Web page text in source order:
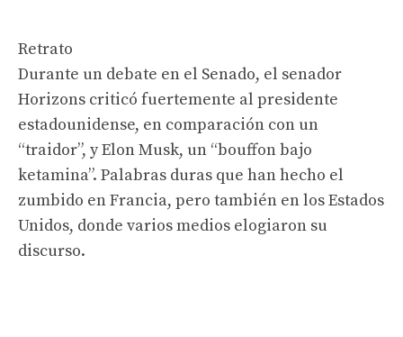
Retrato
Durante un debate en el Senado, el senador
Horizons criticó fuertemente al presidente
estadounidense, en comparación con un
“traidor”, y Elon Musk, un “bouffon bajo
ketamina”. Palabras duras que han hecho el
zumbido en Francia, pero también en los Estados
Unidos, donde varios medios elogiaron su
discurso.